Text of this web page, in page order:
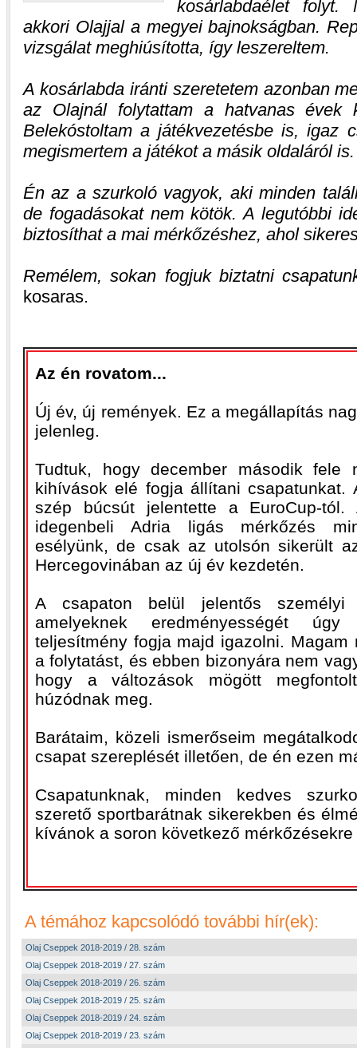
kosárlabdaélet
akkori Olajjal a megyei bajnokságban.
vizsgálat meghiúsította, így leszereltem.
A kosárlabda iránti szeretetem azonban
az Olajnál folytattam a hatvanas évek
Belekóstoltam a játékvezetésbe is, igaz
megismertem a játékot a másik oldaláról is.
Én az a szurkoló vagyok, aki minden
de fogadásokat nem kötök. A legutóbbi
biztosíthat a mai mérkőzéshez, ahol
Remélem, sokan fogjuk biztatni
kosaras.
Az én rovatom...
Új év, új remények. Ez a megállapítás
jelenleg.
Tudtuk, hogy december második fele
kihívások elé fogja állítani csapatunkat.
szép búcsút jelentette a EuroCup-
idegenbeli Adria ligás mérkőzés
esélyünk, de csak az utolsón sikerült
Hercegovinában az új év kezdetén.
A csapaton belül jelentős személyi
amelyeknek eredményességét
teljesítmény fogja majd igazolni. Magam
a folytatást, és ebben bizonyára nem
hogy a változások mögött
húzódnak meg.
Barátaim, közeli ismerőseim
csapat szereplését illetően, de én ezen
Csapatunknak, minden kedves
szerető sportbarátnak sikerekben és
kívánok a soron következő
A témához kapcsolódó további hír(ek):
Olaj Cseppek 2018-2019 / 28. szám
Olaj Cseppek 2018-2019 / 27. szám
Olaj Cseppek 2018-2019 / 26. szám
Olaj Cseppek 2018-2019 / 25. szám
Olaj Cseppek 2018-2019 / 24. szám
Olaj Cseppek 2018-2019 / 23. szám